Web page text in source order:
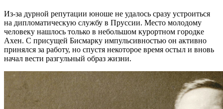
Из-за дурной репутации юноше не удалось сразу устроиться
на дипломатическую службу в Пруссии. Место молодому
человеку нашлось только в небольшом курортном городке
Ахен. С присущей Бисмарку импульсивностью он активно
принялся за работу, но спустя некоторое время остыл и вновь
начал вести разгульный образ жизни.